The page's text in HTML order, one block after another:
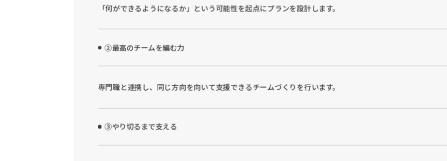
「何ができるようになるか」という可能性を起点にプランを設計します。
②最高のチームを編む力
専門職と連携し、同じ方向を向いて支援できるチームづくりを行います。
③やり切るまで支える